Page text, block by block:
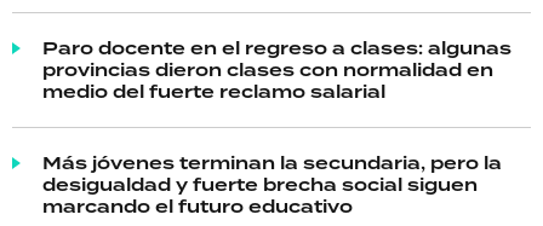
Paro docente en el regreso a clases: algunas
provincias dieron clases con normalidad en
medio del fuerte reclamo salarial
Más jóvenes terminan la secundaria, pero la
desigualdad y fuerte brecha social siguen
marcando el futuro educativo